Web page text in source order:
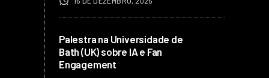
Palestra na Universidade de
Bath (UK) sobre IA e Fan
Engagement